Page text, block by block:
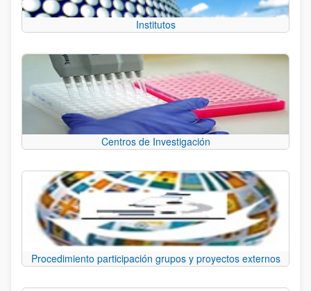
Institutos
Centros de Investigación
Procedimiento participación grupos y proyectos externos